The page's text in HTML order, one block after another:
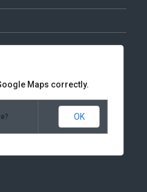
Maps correctly.
OK